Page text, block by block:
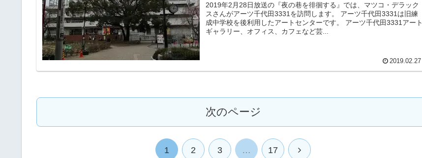
2019年2月28日放送の『夜の巷を徘徊する』では、マツコ・デラック
スさんがアーツ千代田3331を訪問します。 アーツ千代田3331は旧練
成中学校を後利用したアートセンターです。 アーツ千代田3331アート
ギャラリー、オフィス、カフェなど芸...
2019.02.27
次のページ
1 2 3 … 17 次